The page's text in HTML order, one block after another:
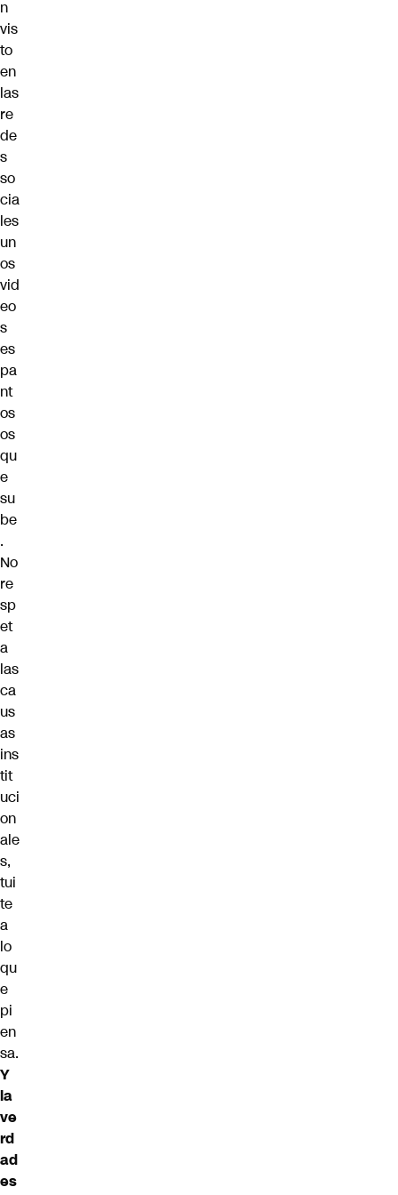
n
vis
to
en
las
re
de
s
so
cia
les
un
os
vid
eo
s
es
pa
nt
os
os
qu
e
su
be
.
No
re
sp
et
a
las
ca
us
as
ins
tit
uci
on
ale
s,
tui
te
a
lo
qu
e
pi
en
sa.
Y
la
ve
rd
ad
es